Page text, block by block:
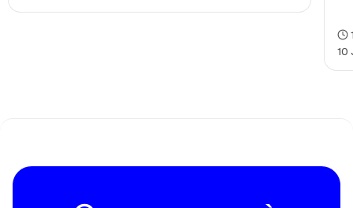
10